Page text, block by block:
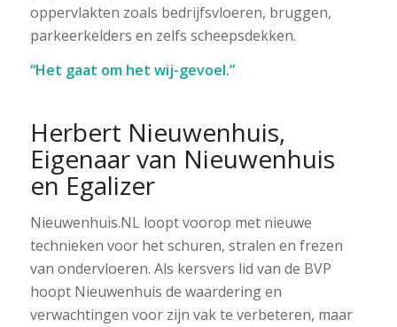
oppervlakten zoals bedrijfsvloeren, bruggen,
parkeerkelders en zelfs scheepsdekken.
“Het gaat om het wij-gevoel.”
Herbert Nieuwenhuis,
Eigenaar van Nieuwenhuis
en Egalizer
Nieuwenhuis.NL loopt voorop met nieuwe
technieken voor het schuren, stralen en frezen
van ondervloeren. Als kersvers lid van de BVP
hoopt Nieuwenhuis de waardering en
verwachtingen voor zijn vak te verbeteren, maar